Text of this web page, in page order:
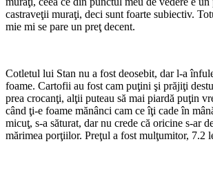
castraveţii muraţi, deci sunt foarte subiectiv.
mie mi se pare un preţ decent.
Cotletul lui Stan nu a fost deosebit, dar l-a
foame. Cartofii au fost cam puţini şi prăjiţi
prea crocanţi, alţii puteau să mai piardă puţin
când ţi-e foame mănânci cam ce îţi cade în
micuţ, s-a săturat, dar nu crede că oricine s-ar
mărimea porţiilor. Preţul a fost mulţumitor, 7.2